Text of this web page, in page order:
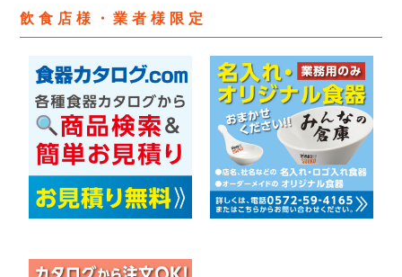
飲食店様・業者様限定